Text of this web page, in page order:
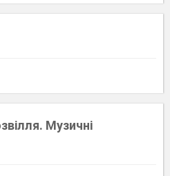
Музичні